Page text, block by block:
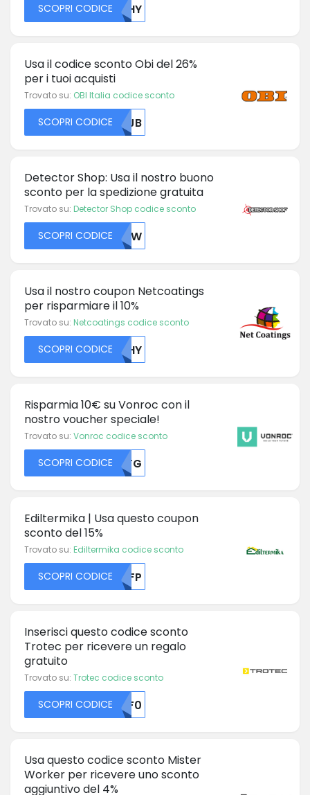
SCOPRI CODICEWFHY
Usa il codice sconto Obi del 26%
per i tuoi acquisti
Trovato su: OBI Italia codice sconto
SCOPRI CODICE NJJB
Detector Shop: Usa il nostro buono
sconto per la spedizione gratuita
Trovato su: Detector Shop codice sconto
SCOPRI CODICE NJIW
Usa il nostro coupon Netcoatings
per risparmiare il 10%
Trovato su: Netcoatings codice sconto
SCOPRI CODICEWFHY
Risparmia 10€ su Vonroc con il
nostro voucher speciale!
Trovato su: Vonroc codice sconto
SCOPRI CODICEMDFG
Ediltermika | Usa questo coupon
sconto del 15%
Trovato su: Ediltermika codice sconto
SCOPRI CODICE NTFP
Inserisci questo codice sconto
Trotec per ricevere un regalo
gratuito
Trovato su: Trotec codice sconto
SCOPRI CODICE BGF0
Usa questo codice sconto Mister
Worker per ricevere uno sconto
aggiuntivo del 4%